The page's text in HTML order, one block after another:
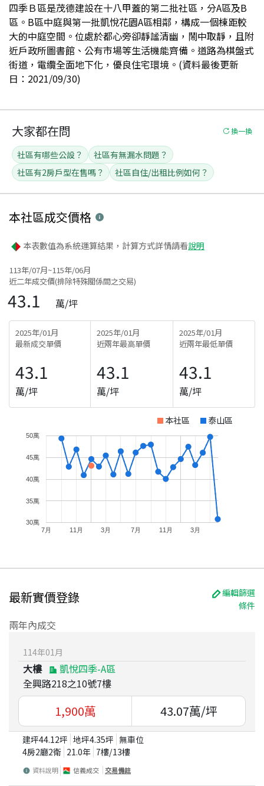
四季Ｂ區是茂德建設在十八甲蓋的第二批社區，分A區及B
區。B區中庭與第一批凱悅花園A區相鄰，構成一個棟距較
大的中庭空間。位處於都心旁卻靜謐清幽，鬧中取靜，且附
近戶政所圖書館、公有市場等生活機能齊備。道路為棋盤式
街道，電纜全面地下化，優良住宅環境。(資料最後更新
日：2021/09/30)
大家都在問 換一換
社區有哪些公設？
社區有無漏水問題？
社區有2房戶型在售嗎？
社區自住/出租比例如何？
本社區成交價格
本表數值為系統運算結果，計算方式詳情請看說明
113年/07月~115年/06月
近二年成交價(排除特殊關係間之交易)
43.1 萬/坪
2025年/01月
最新成交單價
43.1
萬/坪
2025年/01月
近兩年最高單價
43.1
萬/坪
2025年/01月
近兩年最低單價
43.1
萬/坪
本社區 泰山區
7月 11月 3月 7月 11月 3月
30萬
35萬
40萬
45萬
50萬
最新實價登錄
編輯篩選
條件
兩年內成交
114年01 月
大樓
凱悅四季-A區
全興路218之10號7樓
1,900萬 43.07萬/坪
建坪44.12坪 地坪4.35坪 無車位
4房2廳2衛 21.0年 7樓/13樓
資料說明 信義成交 交易備註